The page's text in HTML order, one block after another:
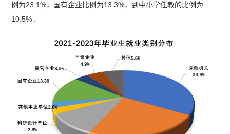
例为23.1%，国有企业比例为13.3%，到中小学任教的比例为
10.5% .